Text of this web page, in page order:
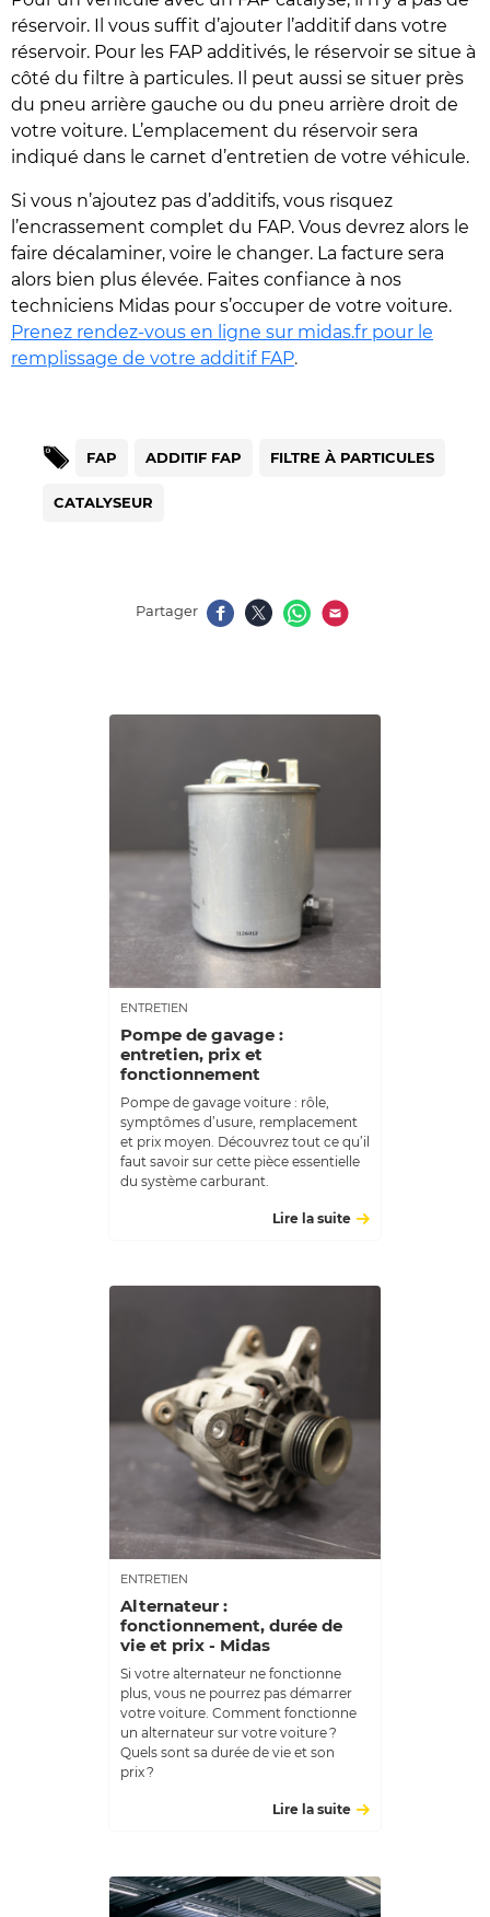
réservoir. Il vous suffit d’ajouter l’additif dans votre
réservoir. Pour les FAP additivés, le réservoir se situe à
côté du filtre à particules. Il peut aussi se situer près
du pneu arrière gauche ou du pneu arrière droit de
votre voiture. L’emplacement du réservoir sera
indiqué dans le carnet d’entretien de votre véhicule.
Si vous n’ajoutez pas d’additifs, vous risquez
l’encrassement complet du FAP. Vous devrez alors le
faire décalaminer, voire le changer. La facture sera
alors bien plus élevée. Faites confiance à nos
techniciens Midas pour s’occuper de votre voiture.
Prenez rendez-vous en ligne sur midas.fr pour le
remplissage de votre additif FAP.
FAP ADDITIF FAP FILTRE À PARTICULES
CATALYSEUR
Partager
ENTRETIEN
Pompe de gavage :
entretien, prix et
fonctionnement
Pompe de gavage voiture : rôle,
symptômes d’usure, remplacement
et prix moyen. Découvrez tout ce qu’il
faut savoir sur cette pièce essentielle
du système carburant.
Lire la suite
ENTRETIEN
Alternateur :
fonctionnement, durée de
vie et prix - Midas
Si votre alternateur ne fonctionne
plus, vous ne pourrez pas démarrer
votre voiture. Comment fonctionne
un alternateur sur votre voiture ?
Quels sont sa durée de vie et son
prix ?
Lire la suite